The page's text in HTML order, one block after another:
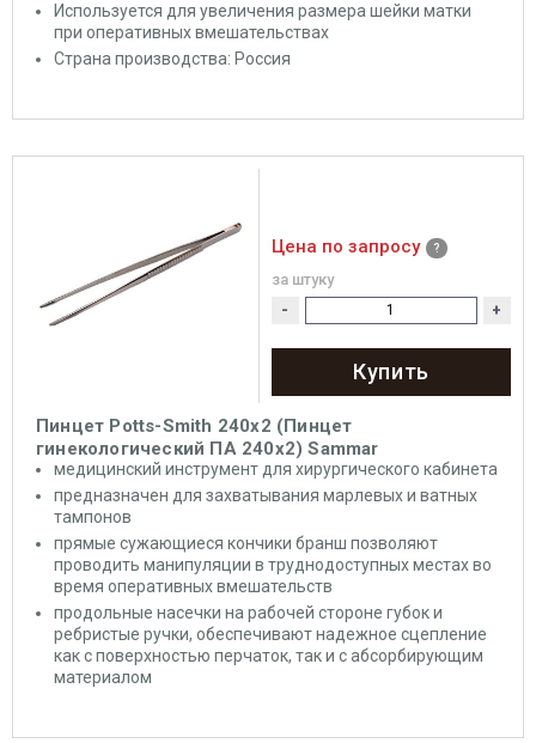
Используется для увеличения размерашейки матки
при оперативных вмешательствах
Страна производства: Россия
Пинцет Potts-Smith 240х2 (Пинцет
гинекологический ПА 240х2) Sammar
медицинский инструмент для хирургического кабинета
предназначен для захватывания марлевых и ватных
тампонов
прямые сужающиеся кончики бранш позволяют
проводить манипуляции в труднодоступных местах во
время оперативных вмешательств
продольные насечки на рабочей стороне губок и
ребристые ручки, обеспечивают надежное сцепление
как с поверхностью перчаток, так и с абсорбирующим
материалом
Цена по запросу
за штуку
- +
Купить